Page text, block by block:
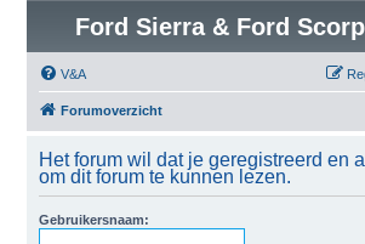
Ford Sierra & Ford
V&A
Forumoverzicht
Het forum wil dat je geregistreerd en
om dit forum te kunnen lezen.
Gebruikersnaam: